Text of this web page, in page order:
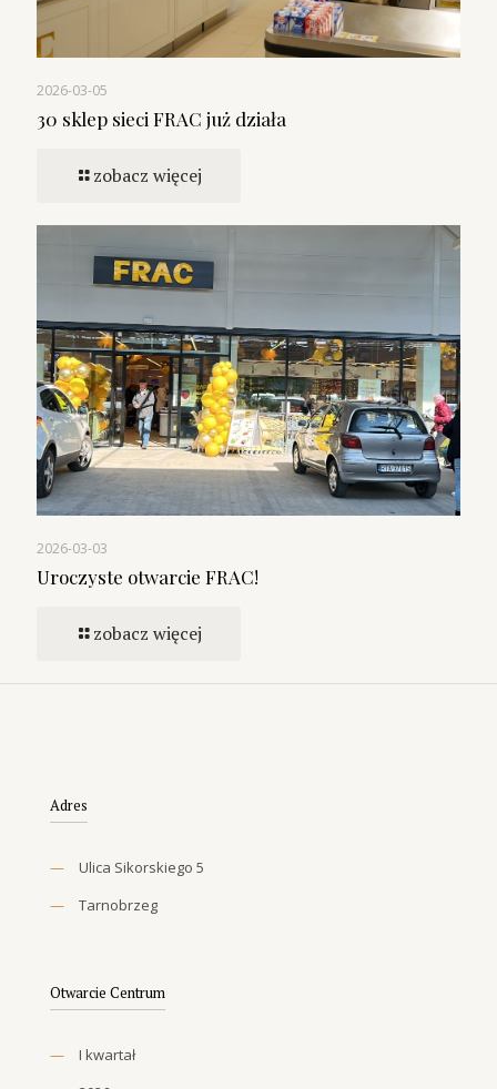
2026-03-05
30 sklep sieci FRAC już działa
zobacz więcej
2026-03-03
Uroczyste otwarcie FRAC!
zobacz więcej
Adres
—
Ulica Sikorskiego 5
—
Tarnobrzeg
Otwarcie Centrum
—
I kwartał